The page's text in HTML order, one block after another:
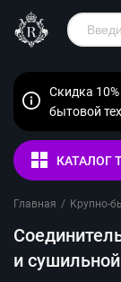
Скидка
бытовой
КАТАЛОГ
Главная / Крупно-
и